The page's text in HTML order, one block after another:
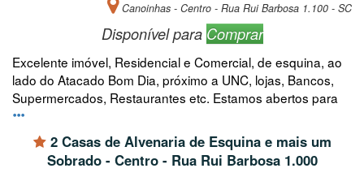
Canoinhas - Centro - Rua Rui Barbosa 1.100 - SC
Disponível para Comprar
Excelente imóvel, Residencial e Comercial, de esquina, ao
lado do Atacado Bom Dia, próximo a UNC, lojas, Bancos,
Supermercados, Restaurantes etc. Estamos abertos para
2 Casas de Alvenaria de Esquina e mais um
Sobrado - Centro - Rua Rui Barbosa 1.000